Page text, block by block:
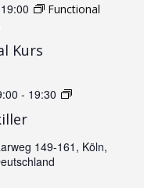
c
u
Kurs
19:00
Functional
- 19:30 Jumping
149-161, Köln,